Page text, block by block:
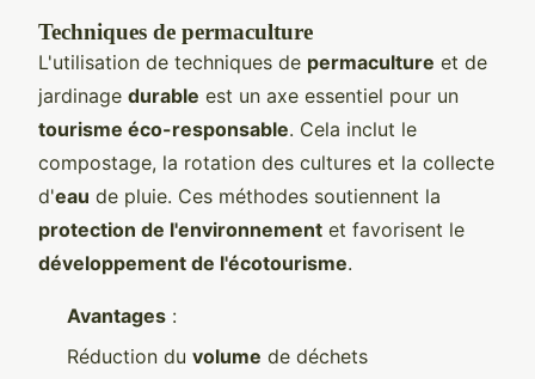
Techniques de permaculture
L'utilisation de techniques de permaculture et de
jardinage durable est un axe essentiel pour un
tourisme éco-responsable. Cela inclut le
compostage, la rotation des cultures et la collecte
d'eau de pluie. Ces méthodes soutiennent la
protection de l'environnement et favorisent le
développement de l'écotourisme.
Avantages :
Réduction du volume de déchets